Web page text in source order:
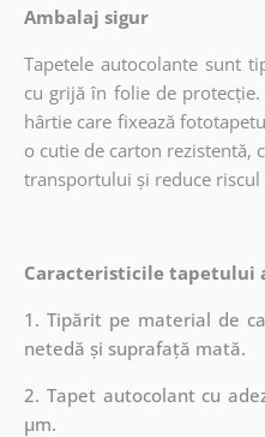
Ambalaj sigur
Tapetele autocolante sunt
cu grijă în folie de
hârtie care fixează
o cutie de carton rezistentă,
transportului și reduce
Caracteristicile tapetului
1. Tipărit pe material de
netedă și suprafață mată.
2. Tapet autocolant cu
µm.